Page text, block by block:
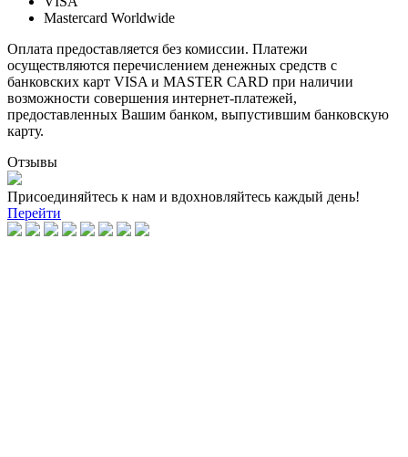
Mastercard Worldwide
Оплата предоставляется без комиссии. Платежи
осуществляются перечислением денежных средств с
банковских карт VISA и MASTER CARD при наличии
возможности совершения интернет-платежей,
предоставленных Вашим банком, выпустившим банковскую
карту.
Отзывы
Присоединяйтесь к нам и вдохновляйтесь каждый день!
Перейти